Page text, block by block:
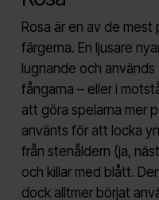
Rosa är en av de
färgerna. En ljusare
lugnande och
fångarna – eller i
att göra spelarna mer
använts för att locka
från stenåldern (ja,
och killar med blått.
dock alltmer börjat